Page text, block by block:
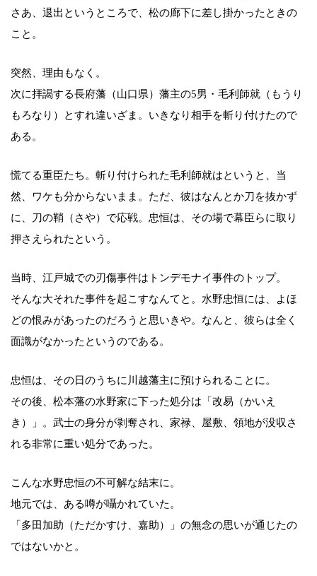
さあ、退出というところで、松の廊下に差し掛かったときの
こと。
突然、理由もなく。
次に拝謁する長府藩（山口県）藩主の5男・毛利師就（もうり
もろなり）とすれ違いざま。いきなり相手を斬り付けたので
ある。
慌てる重臣たち。斬り付けられた毛利師就はというと、当
然、ワケも分からないまま。ただ、彼はなんとか刀を抜かず
に、刀の鞘（さや）で応戦。忠恒は、その場で幕臣らに取り
押さえられたという。
当時、江戸城での刃傷事件はトンデモナイ事件のトップ。
そんな大それた事件を起こすなんてと。水野忠恒には、よほ
どの恨みがあったのだろうと思いきや。なんと、彼らは全く
面識がなかったというのである。
忠恒は、その日のうちに川越藩主に預けられることに。
その後、松本藩の水野家に下った処分は「改易（かいえ
き）」。武士の身分が剥奪され、家禄、屋敷、領地が没収さ
れる非常に重い処分であった。
こんな水野忠恒の不可解な結末に。
地元では、ある噂が囁かれていた。
「多田加助（ただかすけ、嘉助）」の無念の思いが通じたの
ではないかと。